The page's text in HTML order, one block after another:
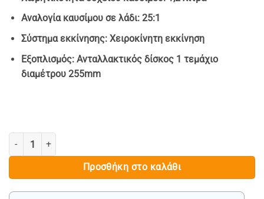
Αναλογία καυσίμου σε λάδι: 25:1
Σύστημα εκκίνησης: Χειροκίνητη εκκίνηση
Εξοπλισμός: Ανταλλακτικός δίσκος 1 τεμάχιο
διαμέτρου 255mm
ΧΟΡΤΟΚΟΠΤΙΚΟ ΒΕΝΖΙΝΗΣ ΜΕ ΡΟΔΕΣ , 2.2Kw - PRЕMIUM ποσότητα
Προσθήκη στο καλάθι